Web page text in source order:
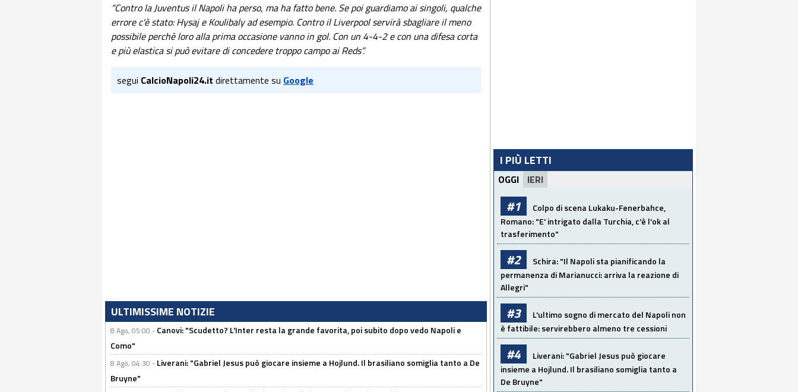
“Contro la Juventus il Napoli ha perso, ma ha fatto bene. Se poi guardiamo ai singoli, qualche
errore c'è stato: Hysaj e Koulibaly ad esempio. Contro il Liverpool servirà sbagliare il meno
possibile perchè loro alla prima occasione vanno in gol. Con un 4-4-2 e con una difesa corta
e più elastica si può evitare di concedere troppo campo ai Reds”.
segui CalcioNapoli24.it direttamente su Google
ULTIMISSIME NOTIZIE
8 Ago, 05:00 - Canovi: "Scudetto? L'Inter resta la grande favorita, poi subito dopo vedo Napoli e
Como"
8 Ago, 04:30 - Liverani: "Gabriel Jesus può giocare insieme a Hojlund. Il brasiliano somiglia tanto a De
Bruyne"
I PIÙ LETTI
OGGI IERI
#1
Colpo di scena Lukaku-Fenerbahce,
Romano: "E' intrigato dalla Turchia, c'è l'ok al
trasferimento"
#2
Schira: "Il Napoli sta pianificando la
permanenza di Marianucci: arriva la reazione di
Allegri"
#3
L'ultimo sogno di mercato del Napoli non
è fattibile: servirebbero almeno tre cessioni
#4
Liverani: "Gabriel Jesus può giocare
insieme a Hojlund. Il brasiliano somiglia tanto a
De Bruyne"